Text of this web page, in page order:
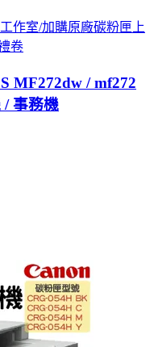
作室/加購原廠碳粉匣上
卷
MF272dw / mf272
/ 事務機